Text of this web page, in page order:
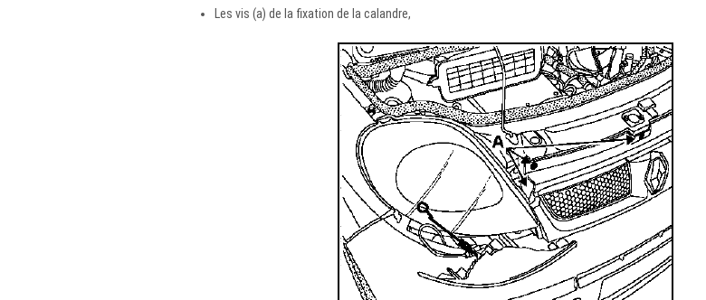
Les vis (a) de la fixation de la calandre,